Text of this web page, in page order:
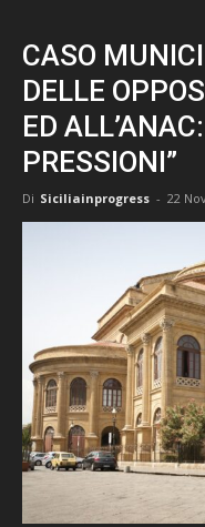
CASO
DELLE
ED
PRESSIONI”
Di Siciliainprogress - 22